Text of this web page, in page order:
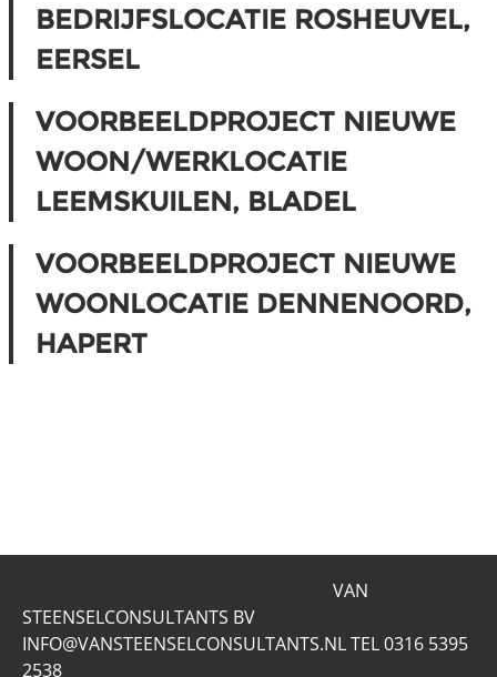
BEDRIJFSLOCATIE ROSHEUVEL,
EERSEL
VOORBEELDPROJECT NIEUWE
WOON/WERKLOCATIE
LEEMSKUILEN, BLADEL
VOORBEELDPROJECT NIEUWE
WOONLOCATIE DENNENOORD,
HAPERT
VAN
STEENSELCONSULTANTS BV
INFO@VANSTEENSELCONSULTANTS.NL TEL 0316 5395
2538